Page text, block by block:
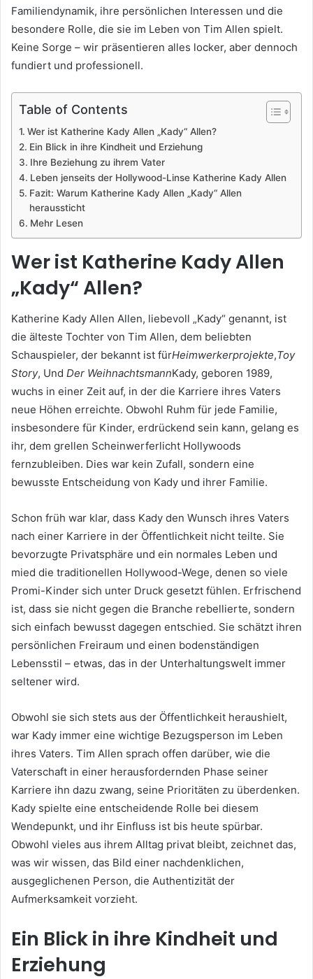
Familiendynamik, ihre persönlichen Interessen und die
besondere Rolle, die sie im Leben von Tim Allen spielt.
Keine Sorge – wir präsentieren alles locker, aber dennoch
fundiert und professionell.
Table of Contents
Wer ist Katherine Kady Allen „Kady“ Allen?
Ein Blick in ihre Kindheit und Erziehung
Ihre Beziehung zu ihrem Vater
Leben jenseits der Hollywood-Linse Katherine Kady Allen
Fazit: Warum Katherine Kady Allen „Kady“ Allen
heraussticht
Mehr Lesen
Wer ist Katherine Kady Allen
„Kady“ Allen?
Katherine Kady Allen Allen, liebevoll „Kady“ genannt, ist
die älteste Tochter von Tim Allen, dem beliebten
Schauspieler, der bekannt ist fürHeimwerkerprojekte,Toy
Story, Und Der WeihnachtsmannKady, geboren 1989,
wuchs in einer Zeit auf, in der die Karriere ihres Vaters
neue Höhen erreichte. Obwohl Ruhm für jede Familie,
insbesondere für Kinder, erdrückend sein kann, gelang es
ihr, dem grellen Scheinwerferlicht Hollywoods
fernzubleiben. Dies war kein Zufall, sondern eine
bewusste Entscheidung von Kady und ihrer Familie.
Schon früh war klar, dass Kady den Wunsch ihres Vaters
nach einer Karriere in der Öffentlichkeit nicht teilte. Sie
bevorzugte Privatsphäre und ein normales Leben und
mied die traditionellen Hollywood-Wege, denen so viele
Promi-Kinder sich unter Druck gesetzt fühlen. Erfrischend
ist, dass sie nicht gegen die Branche rebellierte, sondern
sich einfach bewusst dagegen entschied. Sie schätzt ihren
persönlichen Freiraum und einen bodenständigen
Lebensstil – etwas, das in der Unterhaltungswelt immer
seltener wird.
Obwohl sie sich stets aus der Öffentlichkeit heraushielt,
war Kady immer eine wichtige Bezugsperson im Leben
ihres Vaters. Tim Allen sprach offen darüber, wie die
Vaterschaft in einer herausfordernden Phase seiner
Karriere ihn dazu zwang, seine Prioritäten zu überdenken.
Kady spielte eine entscheidende Rolle bei diesem
Wendepunkt, und ihr Einfluss ist bis heute spürbar.
Obwohl vieles aus ihrem Alltag privat bleibt, zeichnet das,
was wir wissen, das Bild einer nachdenklichen,
ausgeglichenen Person, die Authentizität der
Aufmerksamkeit vorzieht.
Ein Blick in ihre Kindheit und
Erziehung